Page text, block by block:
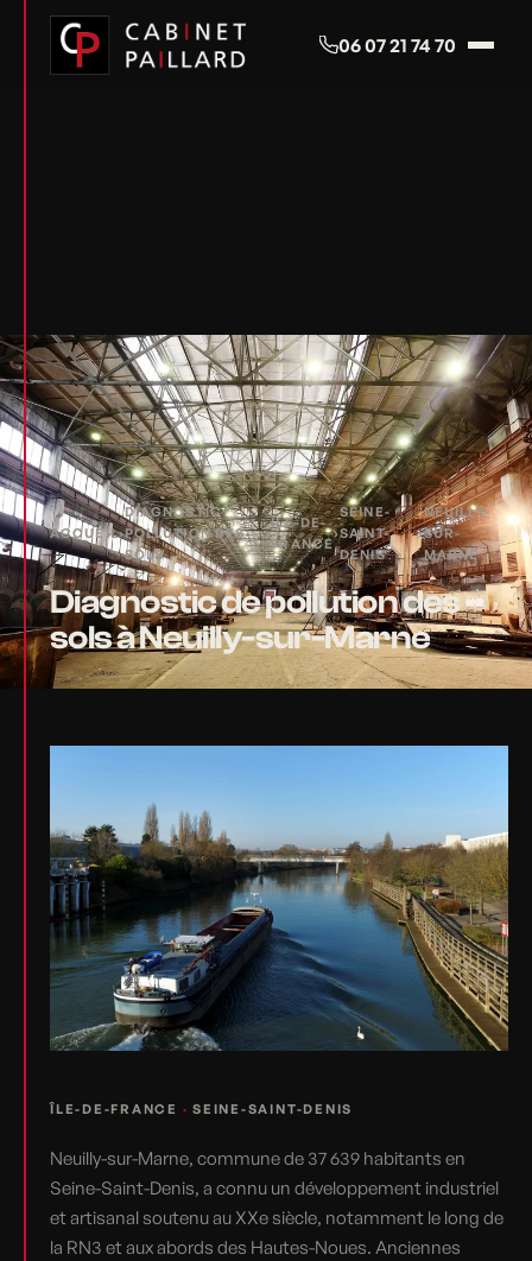
06 07 21 74 70
ACCUEIL›
DIAGNOSTIC
POLLUTION DES
SOLS
›
ÎLE-DE-
FRANCE
›
SEINE-
SAINT-
DENIS
›
NEUILLY-
SUR-
MARNE
Diagnostic de pollution des
sols à Neuilly-sur-Marne
ÎLE-DE-FRANCE ·SEINE-SAINT-DENIS
Neuilly-sur-Marne, commune de 37 639 habitants en
Seine-Saint-Denis, a connu un développement industriel
et artisanal soutenu au XXe siècle, notamment le long de
la RN3 et aux abords des Hautes-Noues. Anciennes
Panneau de gestion des cookies